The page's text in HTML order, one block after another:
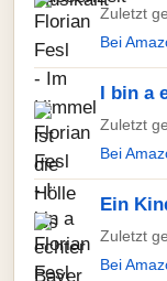
Zuletzt
Bei
I bin a
Zuletzt
Bei
Ein
Zuletzt
Bei